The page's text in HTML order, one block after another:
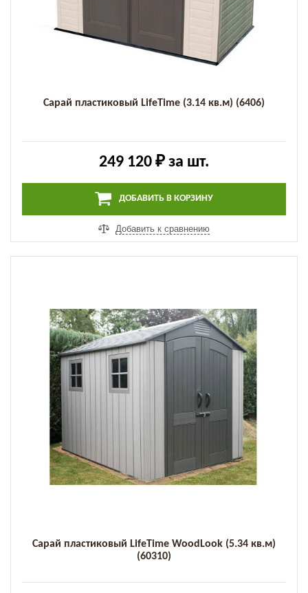
Сарай пластиковый LifeTime (3.14 кв.м) (6406)
249 120 ₽ за шт.
ДОБАВИТЬ В КОРЗИНУ
Добавить к сравнению
Сарай пластиковый LifeTime WoodLook (5.34 кв.м)
(60310)